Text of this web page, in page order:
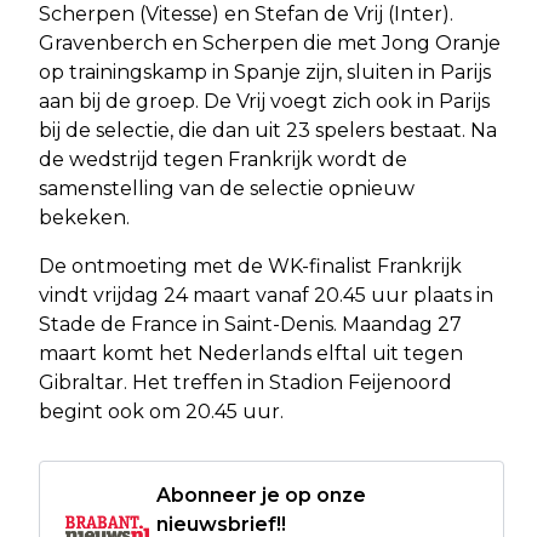
Scherpen (Vitesse) en Stefan de Vrij (Inter).
Gravenberch en Scherpen die met Jong Oranje
op trainingskamp in Spanje zijn, sluiten in Parijs
aan bij de groep. De Vrij voegt zich ook in Parijs
bij de selectie, die dan uit 23 spelers bestaat. Na
de wedstrijd tegen Frankrijk wordt de
samenstelling van de selectie opnieuw
bekeken.
De ontmoeting met de WK-finalist Frankrijk
vindt vrijdag 24 maart vanaf 20.45 uur plaats in
Stade de France in Saint-Denis. Maandag 27
maart komt het Nederlands elftal uit tegen
Gibraltar. Het treffen in Stadion Feijenoord
begint ook om 20.45 uur.
Abonneer je op onze
nieuwsbrief!!